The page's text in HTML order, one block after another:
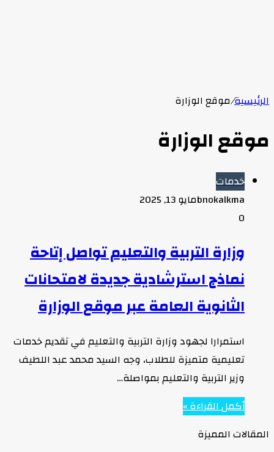
الرئيسية/موقع الوزارة
موقع الوزارة
خدمات
bnokalkmaمايو 13, 2025
0
وزارة التربية والتعليم تواصل إتاحة
نماذج استرشادية جديدة لامتحانات
الثانوية العامة عبر موقع الوزارة
استمرارا لجهود وزارة التربية والتعليم في تقديم خدمات
تعليمية متميزة للطلاب، وجه السيد محمد عبد اللطيف
وزير التربية والتعليم بمواصلة…
أكمل القراءة »
المقالات المميزة